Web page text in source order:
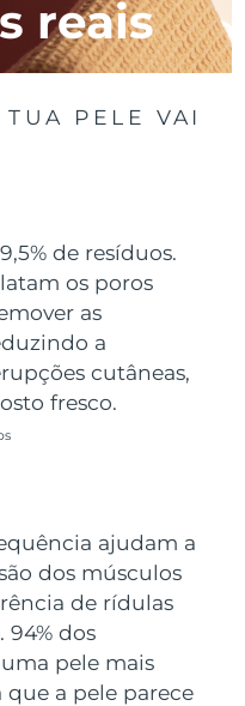
reais
PELE VAI
de resíduos.
os poros
as
a
cutâneas,
fresco.
ajudam a
dos músculos
de rídulas
94% dos
pele mais
que a pele parece
Entrega prevista8/9/26
Entrega prevista8/13/26
Entrega prevista
Entrega prevista8/9/26
Entrega prevista8/12/26
Entrega prevista8/12/26
Entrega prevista8/10/26